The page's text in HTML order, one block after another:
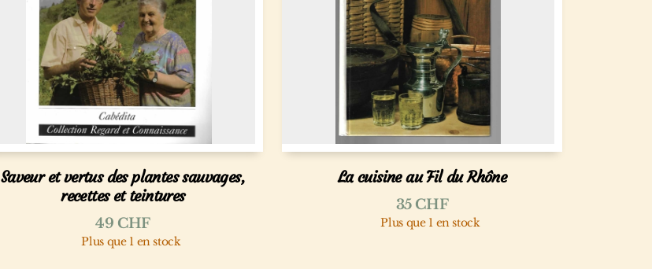
Saveur et vertus des plantes sauvages,
recettes et teintures
49 CHF
Plus que 1 en stock
La cuisine au Fil du Rhône
35CHF
Plus que 1 en stock